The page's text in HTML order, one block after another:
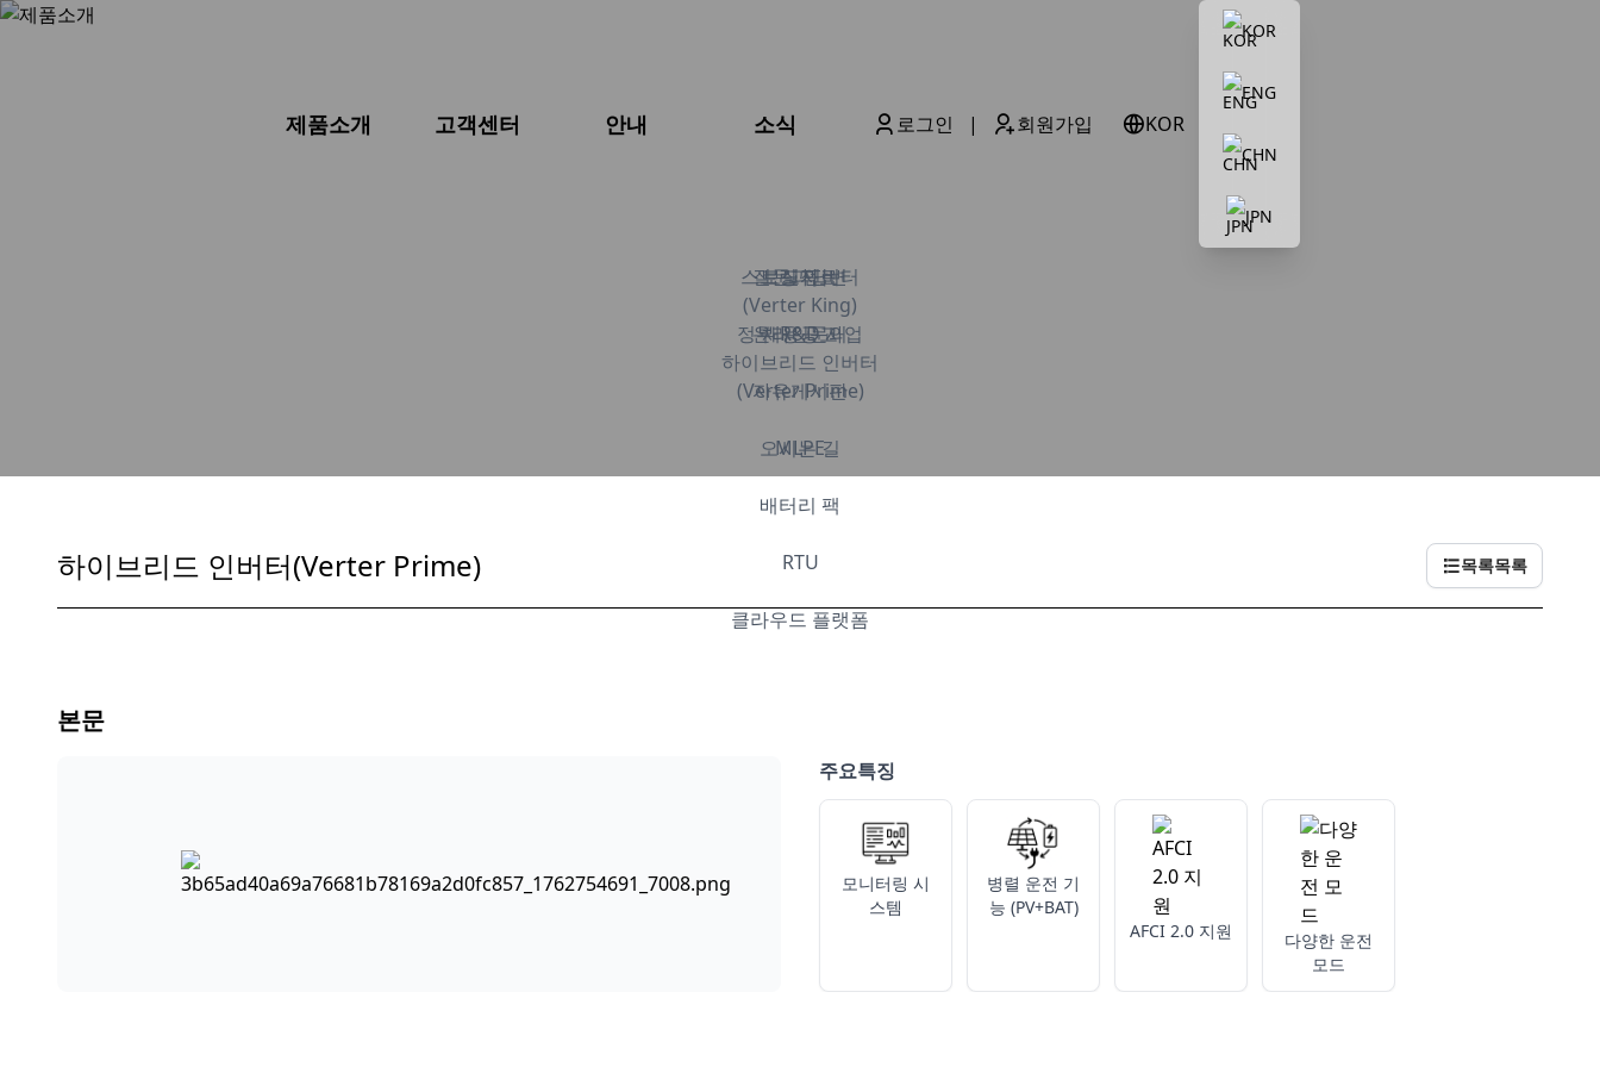
제품소개
스트링 인버터
(Verter King)
하이브리드 인버터
(Verter Prime)
MLPE
배터리 팩
RTU
클라우드 플랫폼
고객센터
질문과답변
온라인문의
자유게시판
오시는 길
안내
실적
채용공고
소식
보도자료
정부 R&D 사업
로그인 | 회원가입 KOR
KOR
ENG
CHN
JPN
하이브리드 인버터(Verter Prime) 목록목록
본문
주요특징
모니터링 시
스템
병렬 운전 기
능 (PV+BAT)
AFCI 2.0 지원
다양한 운전
모드